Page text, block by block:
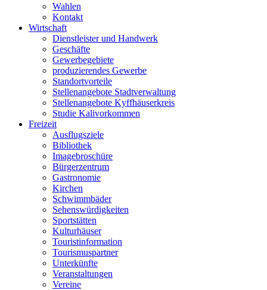
Wahlen
Kontakt
Wirtschaft
Dienstleister und Handwerk
Geschäfte
Gewerbegebiete
produzierendes Gewerbe
Standortvorteile
Stellenangebote Stadtverwaltung
Stellenangebote Kyffhäuserkreis
Studie Kalivorkommen
Freizeit
Ausflugsziele
Bibliothek
Imagebroschüre
Bürgerzentrum
Gastronomie
Kirchen
Schwimmbäder
Sehenswürdigkeiten
Sportstätten
Kulturhäuser
Touristinformation
Tourismuspartner
Unterkünfte
Veranstaltungen
Vereine